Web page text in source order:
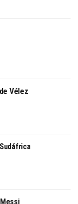
Vélez